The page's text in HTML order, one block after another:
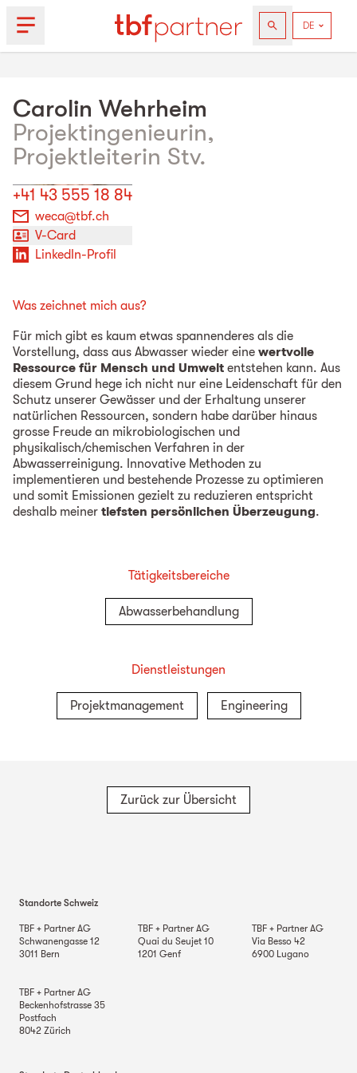
Carolin Wehrheim
Projektingenieurin,
Projektleiterin Stv.
+41 43 555 18 84
weca@tbf.ch
V-Card
LinkedIn-Profil
Was zeichnet mich aus?
Für mich gibt es kaum etwas spannenderes als die
Vorstellung, dass aus Abwasser wieder eine wertvolle
Ressource für Mensch und Umwelt entstehen kann. Aus
diesem Grund hege ich nicht nur eine Leidenschaft für den
Schutz unserer Gewässer und der Erhaltung unserer
natürlichen Ressourcen, sondern habe darüber hinaus
grosse Freude an mikrobiologischen und
physikalisch/chemischen Verfahren in der
Abwasserreinigung. Innovative Methoden zu
implementieren und bestehende Prozesse zu optimieren
und somit Emissionen gezielt zu reduzieren entspricht
deshalb meiner tiefsten persönlichen Überzeugung.
Tätigkeitsbereiche
Abwasserbehandlung
Dienstleistungen
Projektmanagement Engineering
Zurück zur Übersicht
Standorte Schweiz
TBF + Partner AG
Schwanengasse 12
3011 Bern
TBF + Partner AG
Quai du Seujet 10
1201 Genf
TBF + Partner AG
Via Besso 42
6900 Lugano
TBF + Partner AG
Beckenhofstrasse 35
Postfach
8042 Zürich